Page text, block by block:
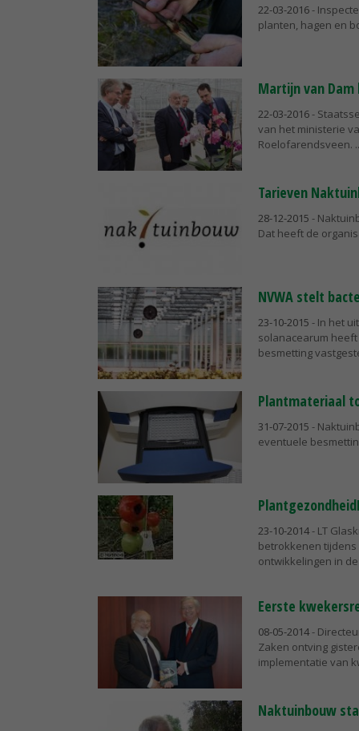
22-03-2016-
planten, hagen en
Martijn van
22-03-2016-
van het ministerie
Roelofarendsveen.
Tarieven
28-12-2015 -
Dat heeft de
NVWA stelt
23-10-2015 - In het
solanacearum
besmetting
Plantmateriaal
31-07-2015 -
eventuele
23-10-2014- LT
betrokkenen tijdens
ontwikkelingen in
Eerste
08-05-2014-
Zaken ontving
implementatie van
Naktuinbouw